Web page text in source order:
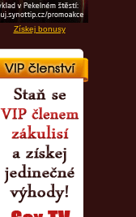
Získej bonusy